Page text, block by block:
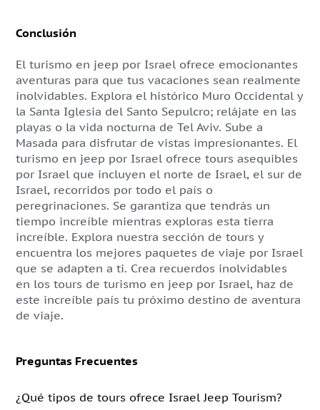
Conclusión
El turismo en jeep por Israel ofrece emocionantes
aventuras para que tus vacaciones sean realmente
inolvidables. Explora el histórico Muro Occidental y
la Santa Iglesia del Santo Sepulcro; relájate en las
playas o la vida nocturna de Tel Aviv. Sube a
Masada para disfrutar de vistas impresionantes. El
turismo en jeep por Israel ofrece tours asequibles
por Israel que incluyen el norte de Israel, el sur de
Israel, recorridos por todo el país o
peregrinaciones. Se garantiza que tendrás un
tiempo increíble mientras exploras esta tierra
increíble. Explora nuestra sección de tours y
encuentra los mejores paquetes de viaje por Israel
que se adapten a ti. Crea recuerdos inolvidables
en los tours de turismo en jeep por Israel, haz de
este increíble país tu próximo destino de aventura
de viaje.
Preguntas Frecuentes
¿Qué tipos de tours ofrece Israel Jeep Tourism?